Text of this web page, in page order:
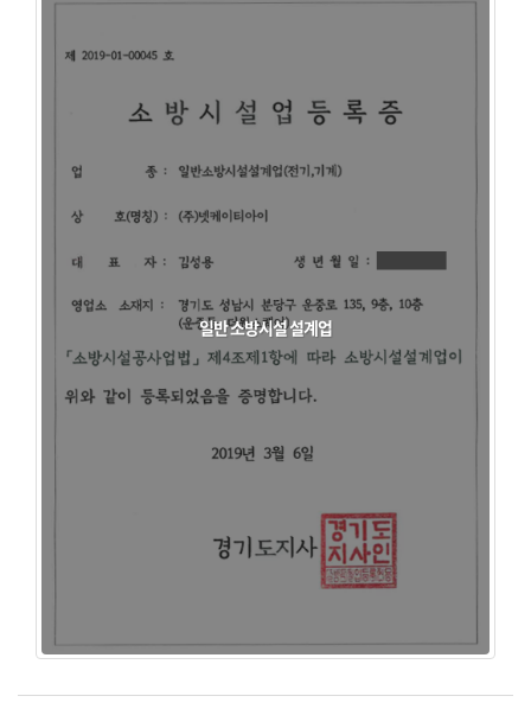
일반 소방시설 설계업